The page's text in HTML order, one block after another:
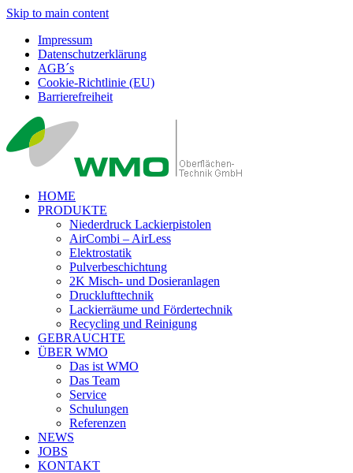
Skip to main content
Impressum
Datenschutzerklärung
AGB´s
Cookie-Richtlinie (EU)
Barrierefreiheit
HOME
PRODUKTE
Niederdruck Lackierpistolen
AirCombi – AirLess
Elektrostatik
Pulverbeschichtung
2K Misch- und Dosieranlagen
Drucklufttechnik
Lackierräume und Fördertechnik
Recycling und Reinigung
GEBRAUCHTE
ÜBER WMO
Das ist WMO
Das Team
Service
Schulungen
Referenzen
NEWS
JOBS
KONTAKT